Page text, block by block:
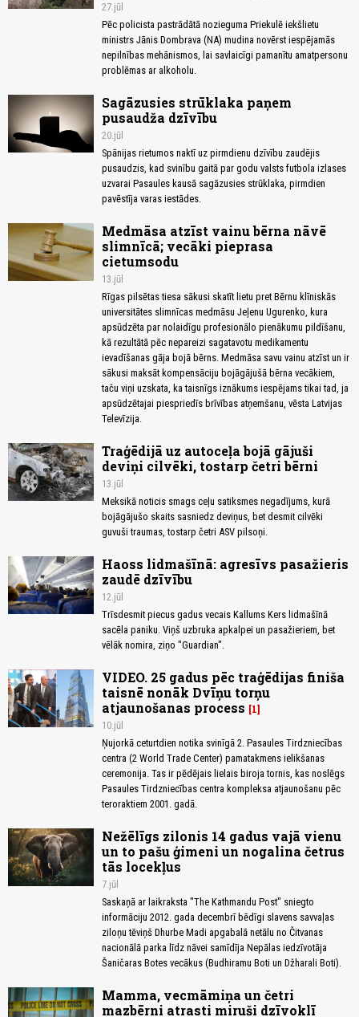
27.jūl
Pēc policista pastrādātā nozieguma Priekulē iekšlietu
ministrs Jānis Dombrava (NA) mudina novērst iespējamās
nepilnības mehānismos, lai savlaicīgi pamanītu amatpersonu
problēmas ar alkoholu.
Sagāzusies strūklaka paņem
pusaudža dzīvību
20.jūl
Spānijas rietumos naktī uz pirmdienu dzīvību zaudējis
pusaudzis, kad svinību gaitā par godu valsts futbola izlases
uzvarai Pasaules kausā sagāzusies strūklaka, pirmdien
pavēstīja varas iestādes.
Medmāsa atzīst vainu bērna nāvē
slimnīcā; vecāki pieprasa
cietumsodu
13.jūl
Rīgas pilsētas tiesa sākusi skatīt lietu pret Bērnu klīniskās
universitātes slimnīcas medmāsu Jeļenu Ugurenko, kura
apsūdzēta par nolaidīgu profesionālo pienākumu pildīšanu,
kā rezultātā pēc nepareizi sagatavotu medikamentu
ievadīšanas gāja bojā bērns. Medmāsa savu vainu atzīst un ir
sākusi maksāt kompensāciju bojāgājušā bērna vecākiem,
taču viņi uzskata, ka taisnīgs iznākums iespējams tikai tad, ja
apsūdzētajai piespriedīs brīvības atņemšanu, vēsta Latvijas
Televīzija.
Traģēdijā uz autoceļa bojā gājuši
deviņi cilvēki, tostarp četri bērni
13.jūl
Meksikā noticis smags ceļu satiksmes negadījums, kurā
bojāgājušo skaits sasniedz deviņus, bet desmit cilvēki
guvuši traumas, tostarp četri ASV pilsoņi.
Haoss lidmašīnā: agresīvs pasažieris
zaudē dzīvību
12.jūl
Trīsdesmit piecus gadus vecais Kallums Kers lidmašīnā
sacēla paniku. Viņš uzbruka apkalpei un pasažieriem, bet
vēlāk nomira, ziņo "Guardian".
VIDEO. 25 gadus pēc traģēdijas finiša
taisnē nonāk Dvīņu torņu
atjaunošanas process
1
10.jūl
Ņujorkā ceturtdien notika svinīgā 2. Pasaules Tirdzniecības
centra (2 World Trade Center) pamatakmens ielikšanas
ceremonija. Tas ir pēdējais lielais biroja tornis, kas noslēgs
Pasaules Tirdzniecības centra kompleksa atjaunošanu pēc
teroraktiem 2001. gadā.
Nežēlīgs zilonis 14 gadus vajā vienu
un to pašu ģimeni un nogalina četrus
tās locekļus
7.jūl
Saskaņā ar laikraksta "The Kathmandu Post" sniegto
informāciju 2012. gada decembrī bēdīgi slavens savvaļas
ziloņu tēviņš Dhurbe Madi apgabalā netālu no Čitvanas
nacionālā parka līdz nāvei samīdīja Nepālas iedzīvotāja
Šaničaras Botes vecākus (Budhiramu Boti un Džharali Boti).
Mamma, vecmāmiņa un četri
mazbērni atrasti miruši dzīvoklī